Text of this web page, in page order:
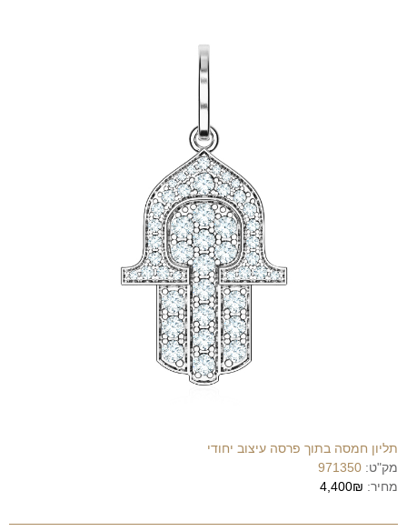
תליון חמסה בתוך פרסה עיצוב יחודי
מק"ט: 971350
מחיר: 4,400₪